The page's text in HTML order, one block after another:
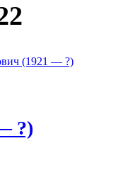
?)